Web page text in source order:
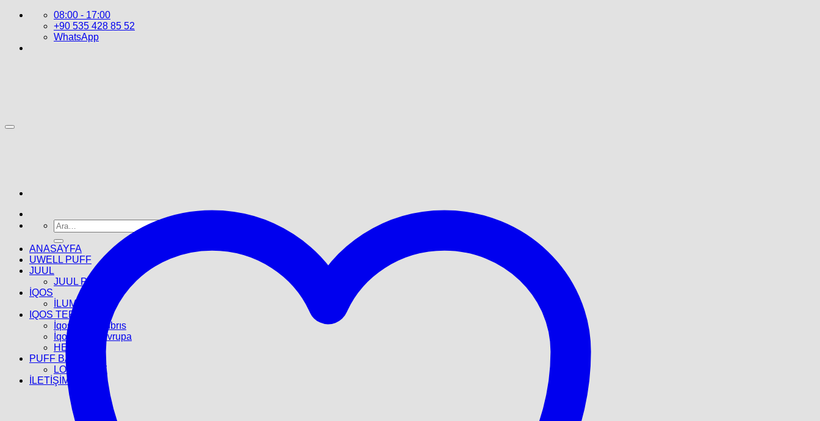
İçeriğe
08:00 - 17:00
+90 535 428 85 52
WhatsApp
Ara:
ANASAYFA
UWELL PUFF
JUUL
JUUL POD
İQOS
İLUMA
IQOS TEREA
İqos Terea Kıbrıs
İqos Terea Avrupa
HEETS
PUFF BAR
LOST BULZ
İLETİŞİM